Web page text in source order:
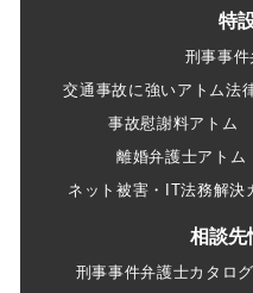
特
刑事事
交通事故に強いアトム法
事故慰謝料アトム
離婚弁護士アトム
ネット被害・IT法務解決
相談先
刑事事件弁護士カタログ